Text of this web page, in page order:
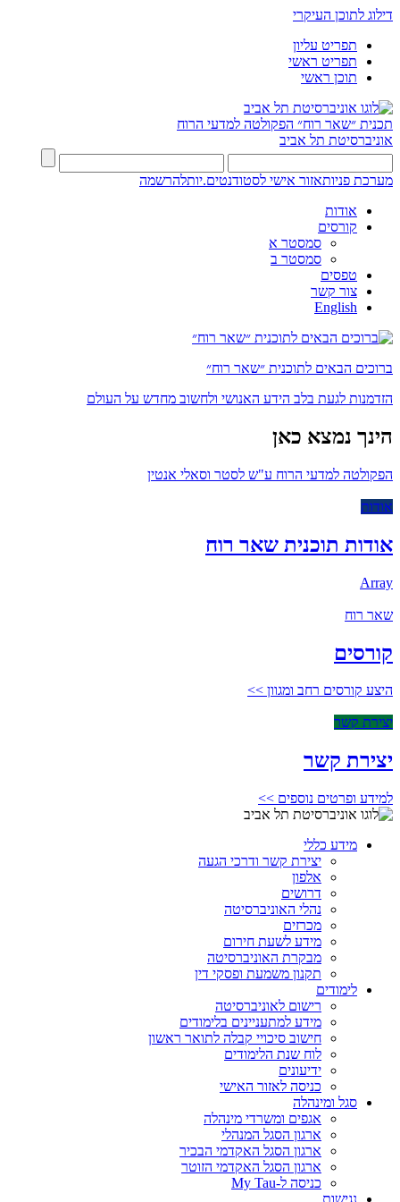
דילוג לתוכן העיקרי
תפריט עליון
תפריט ראשי
תוכן ראשי
תכנית ״שאר רוח״ הפקולטה למדעי הרוח
אוניברסיטת תל אביב
מערכת פניותאזור אישי לסטודנטים.יותלהרשמה
אודות
קורסים
סמסטר א
סמסטר ב
טפסים
צור קשר
English
ברוכים הבאים לתוכנית ״שאר רוח״
הזדמנות לגעת בלב הידע האנושי ולחשוב מחדש על העולם
הינך נמצא כאן
הפקולטה למדעי הרוח ע"ש לסטר וסאלי אנטין
אודות
אודות תוכנית שאר רוח
Array
שאר רוח
קורסים
היצע קורסים רחב ומגוון >>
יצירת קשר
יצירת קשר
למידע ופרטים נוספים >>
מידע כללי
יצירת קשר ודרכי הגעה
אלפון
דרושים
נהלי האוניברסיטה
מכרזים
מידע לשעת חירום
מבקרת האוניברסיטה
תקנון משמעת ופסקי דין
לימודים
רישום לאוניברסיטה
מידע למתעניינים בלימודים
חישוב סיכויי קבלה לתואר ראשון
לוח שנת הלימודים
ידיעונים
כניסה לאזור האישי
סגל ומינהלה
אגפים ומשרדי מינהלה
ארגון הסגל המנהלי
ארגון הסגל האקדמי הבכיר
ארגון הסגל האקדמי הזוטר
כניסה ל-My Tau